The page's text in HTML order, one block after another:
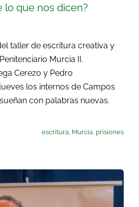
que nos dicen?
taller de escritura creativa y
Murcia II.
Cerezo y Pedro
los internos de Campos
con palabras nuevas.
escritura Murcia prisiones